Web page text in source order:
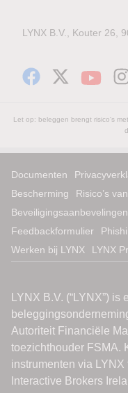
LYNX B.V., Kouter 26,
Let op: beleggen brengt risico's
Documenten
Bescherming
Risico’s
Beveiligingsaanbevelingen
Feedbackformulier
Werken bij LYNX
LYNX